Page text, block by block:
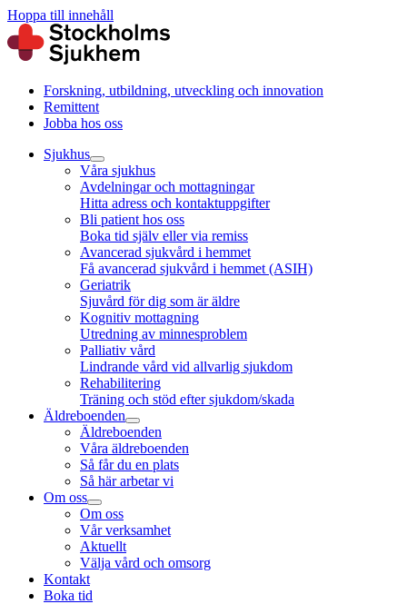
Hoppa till innehåll
Forskning, utbildning, utveckling och innovation
Remittent
Jobba hos oss
Sjukhus
Våra sjukhus
Avdelningar och mottagningar
Hitta adress och kontaktuppgifter
Bli patient hos oss
Boka tid själv eller via remiss
Avancerad sjukvård i hemmet
Få avancerad sjukvård i hemmet (ASIH)
Geriatrik
Sjuvård för dig som är äldre
Kognitiv mottagning
Utredning av minnesproblem
Palliativ vård
Lindrande vård vid allvarlig sjukdom
Rehabilitering
Träning och stöd efter sjukdom/skada
Äldreboenden
Äldreboenden
Våra äldreboenden
Så får du en plats
Så här arbetar vi
Om oss
Om oss
Vår verksamhet
Aktuellt
Välja vård och omsorg
Kontakt
Boka tid